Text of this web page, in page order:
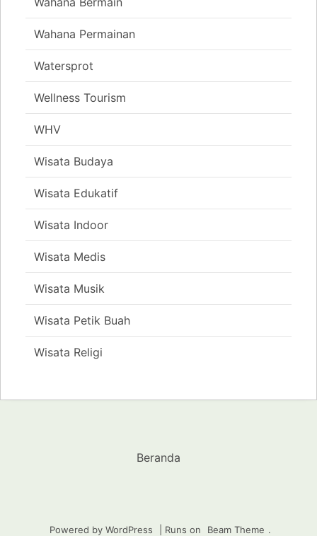
Wahana Permainan
Watersprot
Wellness Tourism
WHV
Wisata Budaya
Wisata Edukatif
Wisata Indoor
Wisata Medis
Wisata Musik
Wisata Petik Buah
Wisata Religi
Beranda
Powered by WordPress Runs on Beam Theme .